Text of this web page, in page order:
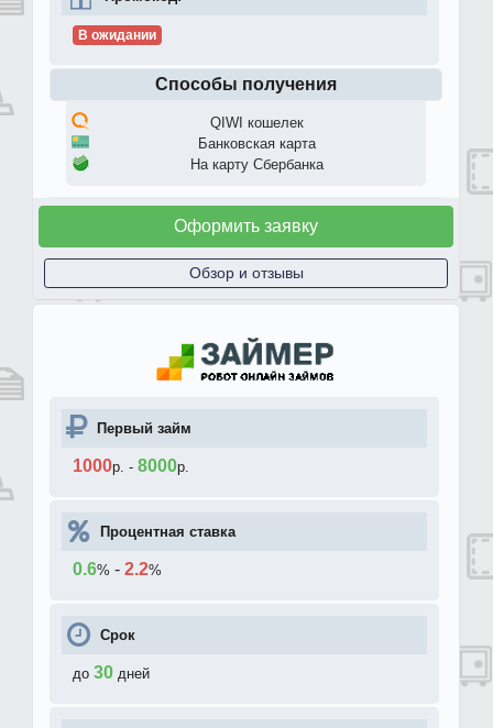
В ожидании
Способы получения
QIWI кошелек
Банковская карта
На карту Сбербанка
Оформить заявку
Обзор и отзывы
Первый займ
1000р. - 8000р.
Процентная ставка
0.6% - 2.2%
Срок
до 30 дней